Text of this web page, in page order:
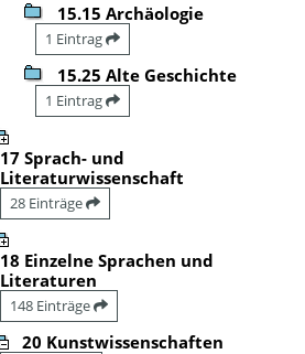
15.15 Archäologie
1 Eintrag
15.25 Alte Geschichte
1 Eintrag
17 Sprach- und
Literaturwissenschaft
28 Einträge
18 Einzelne Sprachen und
Literaturen
148 Einträge
20 Kunstwissenschaften